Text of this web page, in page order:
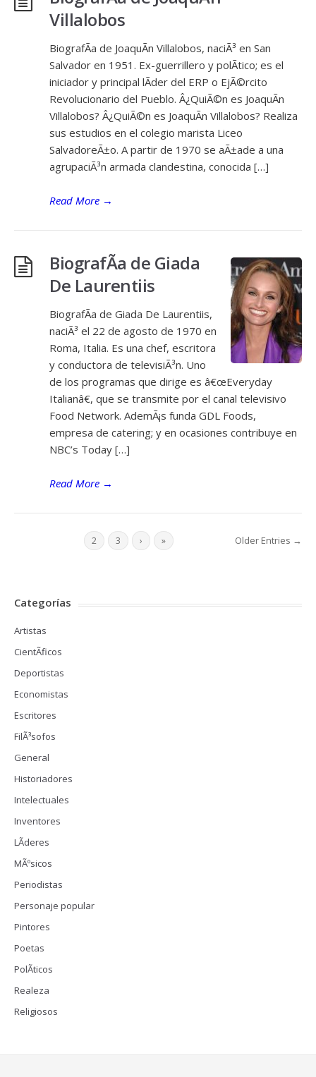
Villalobos
BiografÃ­a de JoaquÃ­n Villalobos, naciÃ³ en San
Salvador en 1951. Ex-guerrillero y polÃ­tico; es el
iniciador y principal lÃ­der del ERP o EjÃ©rcito
Revolucionario del Pueblo. Â¿QuiÃ©n es JoaquÃ­n
Villalobos? Â¿QuiÃ©n es JoaquÃ­n Villalobos? Realiza
sus estudios en el colegio marista Liceo
SalvadoreÃ±o. A partir de 1970 se aÃ±ade a una
agrupaciÃ³n armada clandestina, conocida […]
Read More →
BiografÃ­a de Giada
De Laurentiis
BiografÃ­a de Giada De Laurentiis,
naciÃ³ el 22 de agosto de 1970 en
Roma, Italia. Es una chef, escritora
y conductora de televisiÃ³n. Uno
de los programas que dirige es â€œEveryday
Italianâ€, que se transmite por el canal televisivo
Food Network. AdemÃ¡s funda GDL Foods,
empresa de catering; y en ocasiones contribuye en
NBC’s Today […]
Read More →
2 3 › » Older Entries →
Categorías
Artistas
CientÃ­ficos
Deportistas
Economistas
Escritores
FilÃ³sofos
General
Historiadores
Intelectuales
Inventores
LÃ­deres
MÃºsicos
Periodistas
Personaje popular
Pintores
Poetas
PolÃ­ticos
Realeza
Religiosos